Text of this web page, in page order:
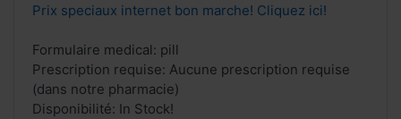
Prix speciaux internet bon marche! Cliquez ici!
Formulaire medical: pill
Prescription requise: Aucune prescription requise
(dans notre pharmacie)
Disponibilité: In Stock!